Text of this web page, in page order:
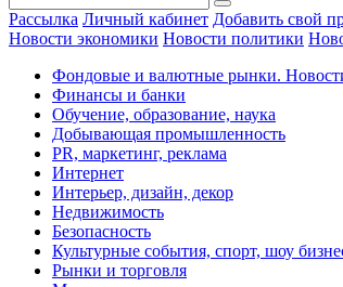
Рассылка Личный кабинет Добавить свой
Новости экономики Новости политики
Фондовые и валютные рынки.
Финансы и банки
Обучение, образование, наука
Добывающая промышленность
PR, маркетинг, реклама
Интернет
Интерьер, дизайн, декор
Недвижимость
Безопасность
Культурные события, спорт, шоу
Рынки и торговля